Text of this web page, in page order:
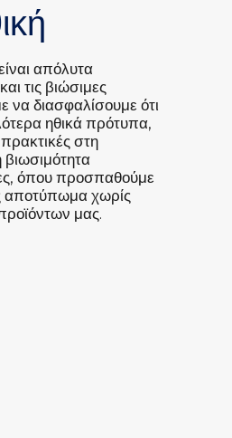
απόλυτα
τις βιώσιμες
να διασφαλίσουμε ότι
ηθικά πρότυπα,
στη
όπου προσπαθούμε
αποτύπωμα χωρίς
μας.